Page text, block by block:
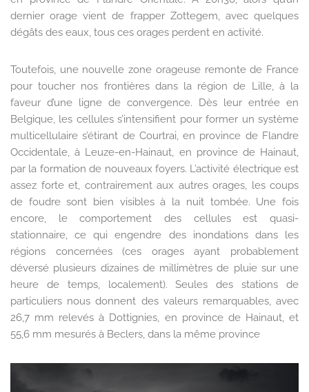
dernier orage vient de frapper Zottegem, avec quelques
dégâts des eaux, tous ces orages perdent en activité.
Toutefois, une nouvelle zone orageuse remonte de France
pour toucher nos frontières dans la région de Lille, à la
faveur d’une ligne de convergence. Dès leur entrée en
Belgique, les cellules s’intensifient pour former un système
multicellulaire s’étirant de Courtrai, en province de Flandre
Occidentale, à Leuze-en-Hainaut, en province de Hainaut,
par la formation de nouveaux foyers. L’activité électrique est
assez forte et, contrairement aux autres orages, les coups
de foudre sont bien visibles à la nuit tombée. Une fois
encore, le comportement des cellules est quasi-
stationnaire, ce qui engendre des inondations dans les
régions concernées (ces orages ayant probablement
déversé plusieurs dizaines de millimètres de pluie sur une
heure de temps, localement). Seules des stations de
particuliers nous donnent des valeurs remarquables, avec
26,7 mm relevés à Dottignies, en province de Hainaut, et
55,6 mm mesurés à Beclers, dans la même province